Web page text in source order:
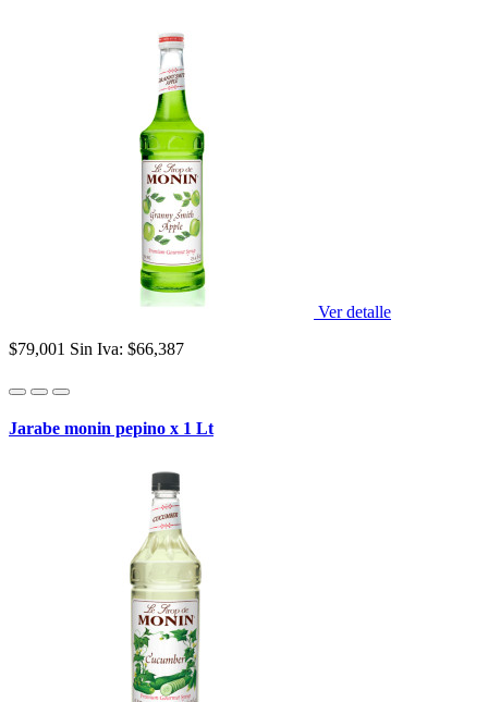
Ver detalle
$79,001 Sin Iva: $66,387
Jarabe monin pepino x 1 Lt